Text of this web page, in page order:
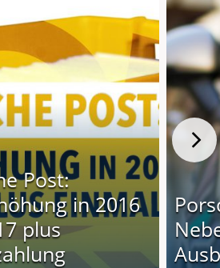
Post:
in 2016
plus